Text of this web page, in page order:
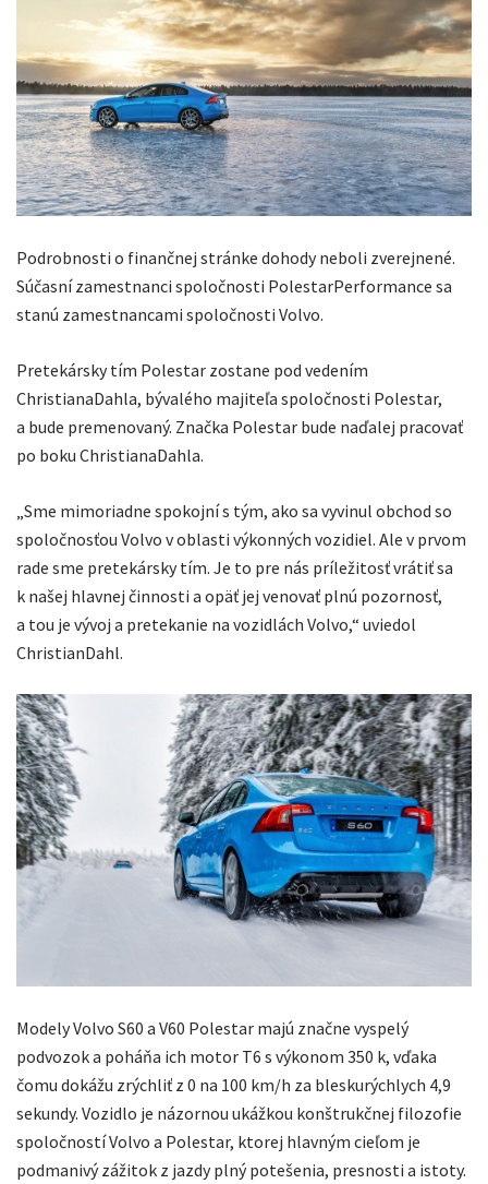
Podrobnosti o finančnej stránke dohody neboli zverejnené.
Súčasní zamestnanci spoločnosti PolestarPerformance sa
stanú zamestnancami spoločnosti Volvo.
Pretekársky tím Polestar zostane pod vedením
ChristianaDahla, bývalého majiteľa spoločnosti Polestar,
a bude premenovaný. Značka Polestar bude naďalej pracovať
po boku ChristianaDahla.
„Sme mimoriadne spokojní s tým, ako sa vyvinul obchod so
spoločnosťou Volvo v oblasti výkonných vozidiel. Ale v prvom
rade sme pretekársky tím. Je to pre nás príležitosť vrátiť sa
k našej hlavnej činnosti a opäť jej venovať plnú pozornosť,
a tou je vývoj a pretekanie na vozidlách Volvo,“ uviedol
ChristianDahl.
Modely Volvo S60 a V60 Polestar majú značne vyspelý
podvozok a poháňa ich motor T6 s výkonom 350 k, vďaka
čomu dokážu zrýchliť z 0 na 100 km/h za bleskurýchlych 4,9
sekundy. Vozidlo je názornou ukážkou konštrukčnej filozofie
spoločností Volvo a Polestar, ktorej hlavným cieľom je
podmanivý zážitok z jazdy plný potešenia, presnosti a istoty.